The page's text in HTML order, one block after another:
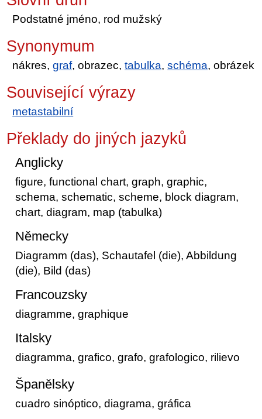
Podstatné jméno, rod mužský
Synonymum
nákres,graf, obrazec,tabulka,schéma, obrázek
Související výrazy
metastabilní
Překlady do jiných jazyků
Anglicky
figure, functional chart, graph, graphic,
schema, schematic, scheme, block diagram,
chart, diagram, map (tabulka)
Německy
Diagramm (das), Schautafel (die), Abbildung
(die), Bild (das)
Francouzsky
diagramme, graphique
Italsky
diagramma, grafico, grafo, grafologico, rilievo
Španělsky
cuadro sinóptico, diagrama, gráfica